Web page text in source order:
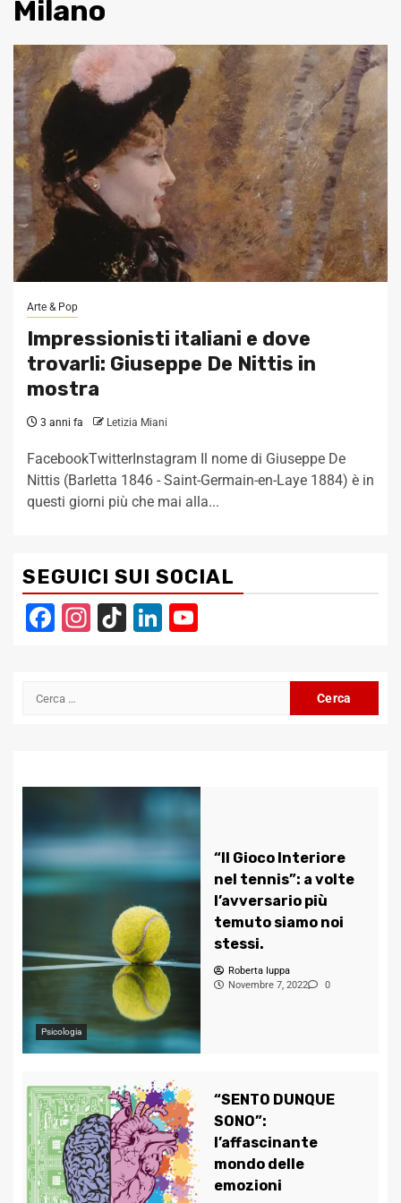
Milano
Arte & Pop
Impressionisti italiani e dove
trovarli: Giuseppe De Nittis in
mostra
3 anni fa Letizia Miani
FacebookTwitterInstagram Il nome di Giuseppe De
Nittis (Barletta 1846 - Saint-Germain-en-Laye 1884) è in
questi giorni più che mai alla...
SEGUICI SUI SOCIAL
Facebook
Instagram
TikTokLinkedIn
Ricerca
Psicologia
“Il Gioco Interiore
nel tennis”: a volte
l’avversario più
temuto siamo noi
stessi.
Roberta Iuppa
Novembre 7, 2022
0
“SENTO DUNQUE
SONO”:
l’affascinante
mondo delle
emozioni